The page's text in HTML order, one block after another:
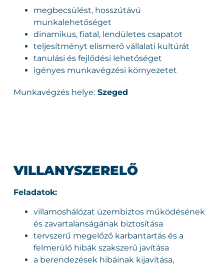
megbecsülést, hosszútávú
munkalehetőséget
dinamikus, fiatal, lendületes csapatot
teljesítményt elismerő vállalati kultúrát
tanulási és fejlődési lehetőséget
igényes munkavégzési környezetet
Munkavégzés helye:Szeged
VILLANYSZERELŐ
Feladatok:
villamoshálózat üzembiztos működésének
és zavartalanságának biztosítása
tervszerű megelőző karbantartás és a
felmerülő hibák szakszerű javítása
a berendezések hibáinak kijavítása,